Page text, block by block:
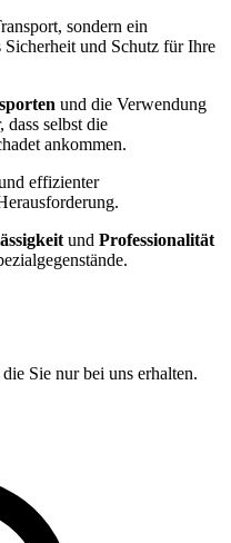
sondern ein
Sicherheit und Schutz für Ihre
und die Verwendung
dass selbst die
ankommen.
effizienter
und Professionalität
Sie nur bei uns erhalten.